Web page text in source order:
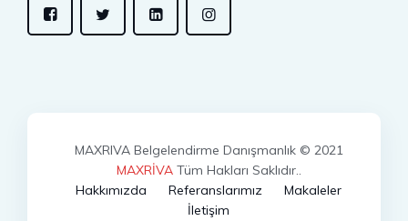
MAXRIVA Belgelendirme Danışmanlık © 2021
MAXRİVATüm Hakları Saklıdır..
Hakkımızda
Referanslarımız
Makaleler
İletişim